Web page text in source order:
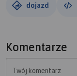
dojazd
Komentarze
Twój komentarz